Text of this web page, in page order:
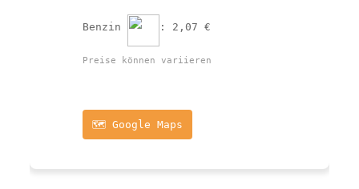
Benzin : 2,07 €
Preise können variieren
🗺️ Google Maps